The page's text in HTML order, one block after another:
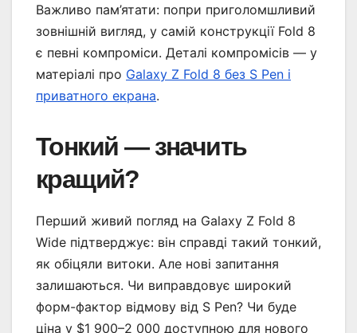
Важливо пам’ятати: попри приголомшливий
зовнішній вигляд, у самій конструкції Fold 8
є певні компроміси. Деталі компромісів — у
матеріалі про Galaxy Z Fold 8 без S Pen і
приватного екрана.
Тонкий — значить
кращий?
Перший живий погляд на Galaxy Z Fold 8
Wide підтверджує: він справді такий тонкий,
як обіцяли витоки. Але нові запитання
залишаються. Чи виправдовує широкий
форм-фактор відмову від S Pen? Чи буде
ціна у $1 900–2 000 доступною для нового